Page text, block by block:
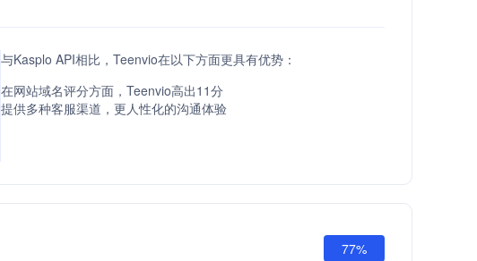
与Kasplo API相比，Teenvio在以下方面更具有优势：
在网站域名评分方面，Teenvio高出11分
提供多种客服渠道，更人性化的沟通体验
77%